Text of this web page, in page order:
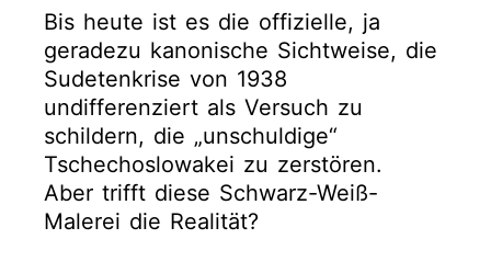
Bis heute ist es die offizielle, ja
geradezu kanonische Sichtweise, die
Sudetenkrise von 1938
undifferenziert als Versuch zu
schildern, die „unschuldige“
Tschechoslowakei zu zerstören.
Aber trifft diese Schwarz-Weiß-
Malerei die Realität?